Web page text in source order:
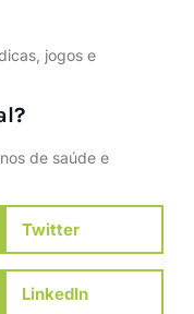
jogos e
de saúde e
Twitter
LinkedIn